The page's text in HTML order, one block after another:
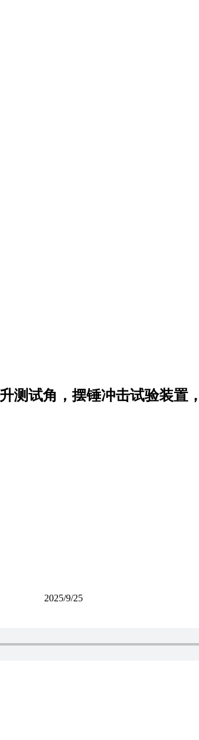
测试角，摆锤冲击试验装置
2025/9/25